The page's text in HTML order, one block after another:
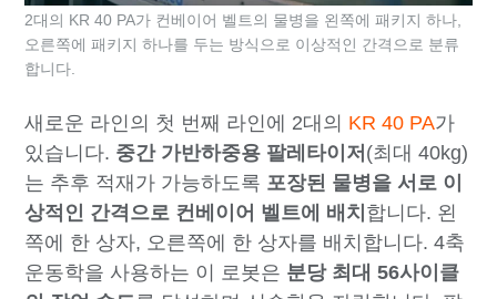
새로운 라인의 첫 번째 라인에 2대의 KR 40 PA가
있습니다. 중간 가반하중용 팔레타이저 (최대 40kg)
는 추후 적재가 가능하도록 포장된 물병을 서로 이
상적인 간격으로 컨베이어 벨트에 배치 합니다. 왼
쪽에 한 상자, 오른쪽에 한 상자를 배치합니다. 4축
운동학을 사용하는 이 로봇은 분당 최대 56사이클
2대의 KR 40 PA가 컨베이어 벨트의 물병을 왼쪽에 패키지 하나,
오른쪽에 패키지 하나를 두는 방식으로 이상적인 간격으로 분류
합니다.